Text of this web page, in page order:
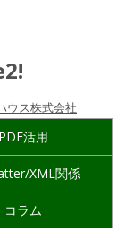
ウス株式会社
PDF活用
XML関係
コラム